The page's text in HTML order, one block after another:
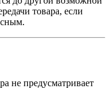
товара, если
не предусматривает